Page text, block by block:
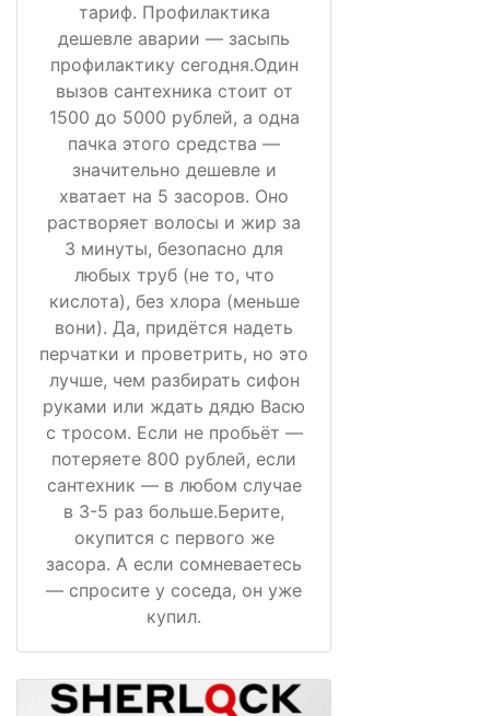
тариф. Профилактика
дешевле аварии — засыпь
профилактику сегодня.Один
вызов сантехника стоит от
1500 до 5000 рублей, а одна
пачка этого средства —
значительно дешевле и
хватает на 5 засоров. Оно
растворяет волосы и жир за
3 минуты, безопасно для
любых труб (не то, что
кислота), без хлора (меньше
вони). Да, придётся надеть
перчатки и проветрить, но это
лучше, чем разбирать сифон
руками или ждать дядю Васю
с тросом. Если не пробьёт —
потеряете 800 рублей, если
сантехник — в любом случае
в 3-5 раз больше.Берите,
окупится с первого же
засора. А если сомневаетесь
— спросите у соседа, он уже
купил.